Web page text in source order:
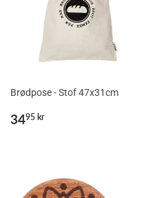
Brødpose - Stof 47x31cm
Normalpris
3495 kr34,95